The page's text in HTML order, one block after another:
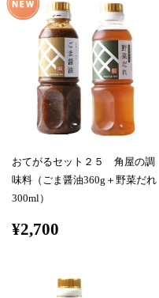
おてがるセット２５ 角屋の調
味料（ごま醤油360g＋野菜だれ
300ml）
¥2,700